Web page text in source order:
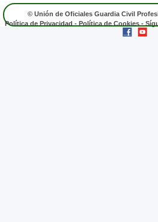
© Unión de Oficiales Guardia Civil
Política de Privacidad - Política de Cookies -